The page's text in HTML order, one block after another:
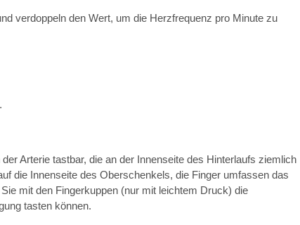
verdoppeln den Wert, um die Herzfrequenz pro Minute zu
Arterie tastbar, die an der Innenseite des Hinterlaufs ziemlich
die Innenseite des Oberschenkels, die Finger umfassen das
mit den Fingerkuppen (nur mit leichtem Druck) die
tasten können.